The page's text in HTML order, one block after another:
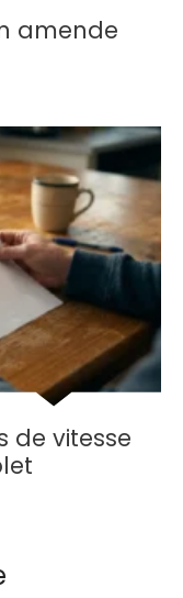
amende
de vitesse